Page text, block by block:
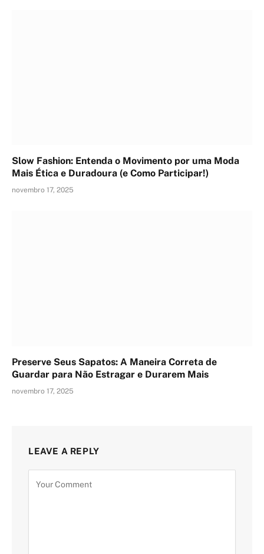
Slow Fashion: Entenda o Movimento por uma Moda
Mais Ética e Duradoura (e Como Participar!)
novembro 17, 2025
Preserve Seus Sapatos: A Maneira Correta de
Guardar para Não Estragar e Durarem Mais
novembro 17, 2025
LEAVE A REPLY